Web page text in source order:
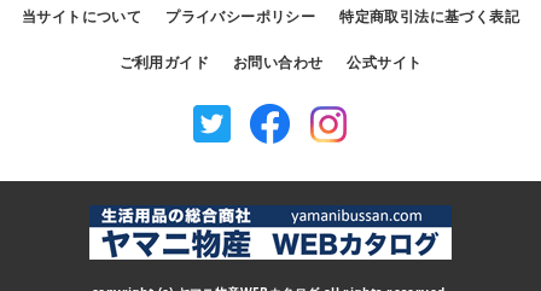
当サイトについて プライバシーポリシー 特定商取引法に基づく表記
ご利用ガイド お問い合わせ 公式サイト